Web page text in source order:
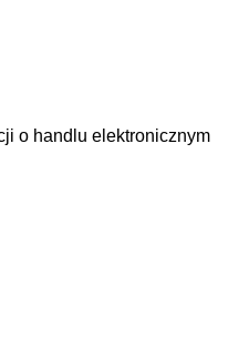
o handlu elektronicznym